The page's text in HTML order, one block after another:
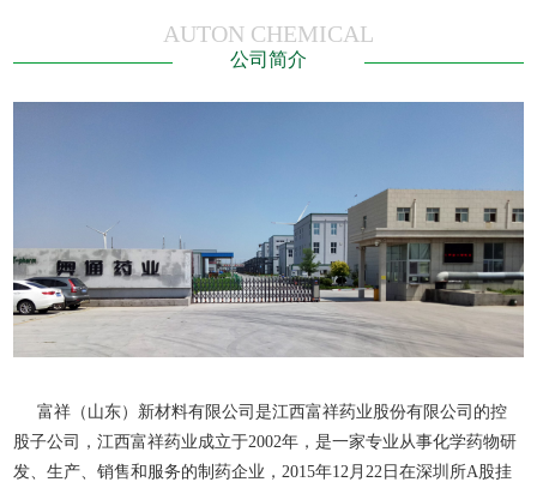
AUTON CHEMICAL
公司简介
富祥（山东）新材料有限公司是江西富祥药业股份有限公司的控
股子公司，江西富祥药业成立于2002年，是一家专业从事化学药物研
发、生产、销售和服务的制药企业，2015年12月22日在深圳所A股挂